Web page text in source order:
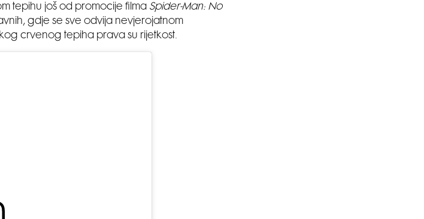
tepihu još od promocije filma Spider-Man: No
gdje se sve odvija nevjerojatnom
crvenog tepiha prava su rijetkost.